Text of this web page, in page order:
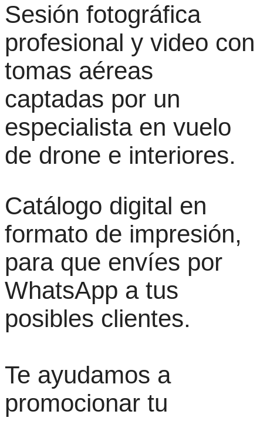
Sesión fotográfica
profesional y video con
tomas aéreas
captadas por un
especialista en vuelo
de drone e interiores.
Catálogo digital en
formato de impresión,
para que envíes por
WhatsApp a tus
posibles clientes.
Te ayudamos a
promocionar tu